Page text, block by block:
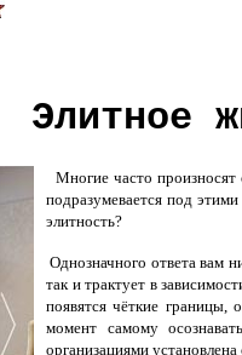
Элитное
Многие часто произносят
подразумевается под
элитность?
Однозначного ответа вам
так и трактует в
появятся чёткие
момент самому
организациями